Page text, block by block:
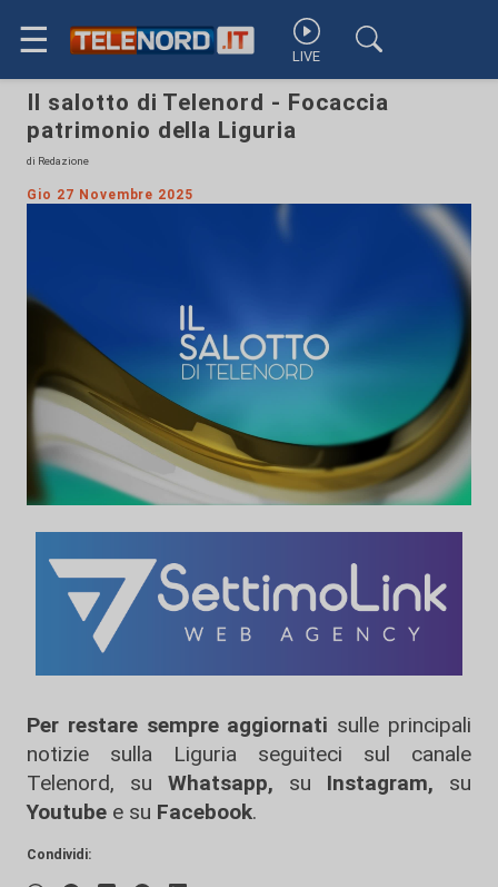
☰ LIVE
Il salotto di Telenord - Focaccia
patrimonio della Liguria
di Redazione
Gio 27 Novembre 2025
Per restare sempre aggiornati sulle principali
notizie sulla Liguria seguiteci sul canale
Telenord, su
Whatsapp, su Instagram, su
Youtube e su Facebook.
Condividi: